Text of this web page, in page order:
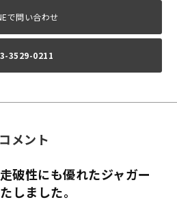
3529-0211
コメント
破性にも優れたジャガー
しました。